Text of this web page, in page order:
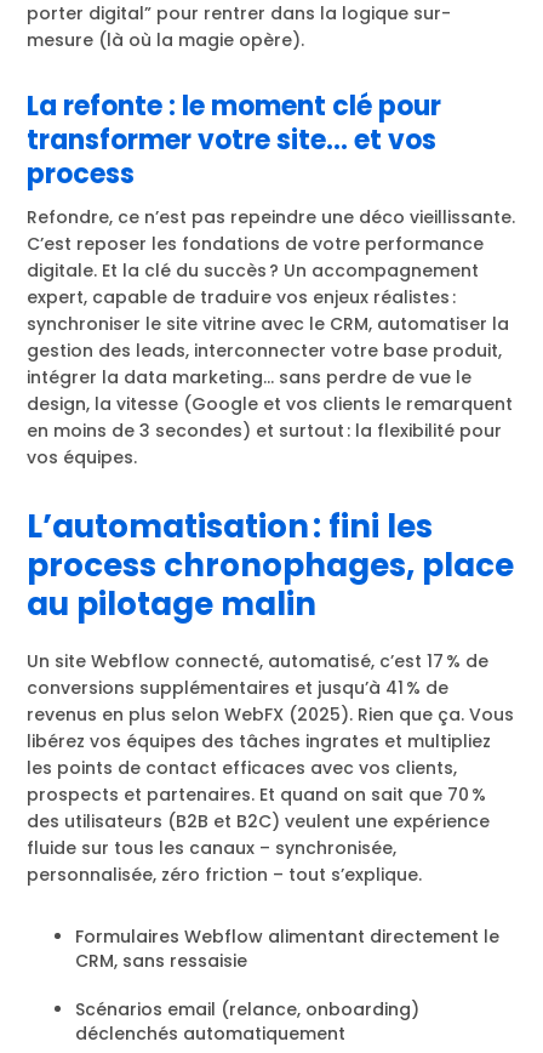
porter digital” pour rentrer dans la logique sur-
mesure (là où la magie opère).
La refonte : le moment clé pour
transformer votre site… et vos
process
Refondre, ce n’est pas repeindre une déco vieillissante.
C’est reposer les fondations de votre performance
digitale. Et la clé du succès ? Un accompagnement
expert, capable de traduire vos enjeux réalistes :
synchroniser le site vitrine avec le CRM, automatiser la
gestion des leads, interconnecter votre base produit,
intégrer la data marketing… sans perdre de vue le
design, la vitesse (Google et vos clients le remarquent
en moins de 3 secondes) et surtout : la flexibilité pour
vos équipes.
L’automatisation : fini les
process chronophages, place
au pilotage malin
Un site Webflow connecté, automatisé, c’est 17 % de
conversions supplémentaires et jusqu’à 41 % de
revenus en plus selon WebFX (2025). Rien que ça. Vous
libérez vos équipes des tâches ingrates et multipliez
les points de contact efficaces avec vos clients,
prospects et partenaires. Et quand on sait que 70 %
des utilisateurs (B2B et B2C) veulent une expérience
fluide sur tous les canaux – synchronisée,
personnalisée, zéro friction – tout s’explique.
Formulaires Webflow alimentant directement le
CRM, sans ressaisie
Scénarios email (relance, onboarding)
déclenchés automatiquement